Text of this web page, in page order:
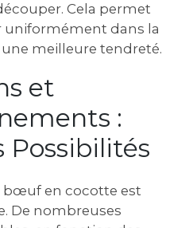
Cela permet
uniformément dans la
meilleure tendreté.
et
:
Possibilités
bœuf en cocotte est
De nombreuses